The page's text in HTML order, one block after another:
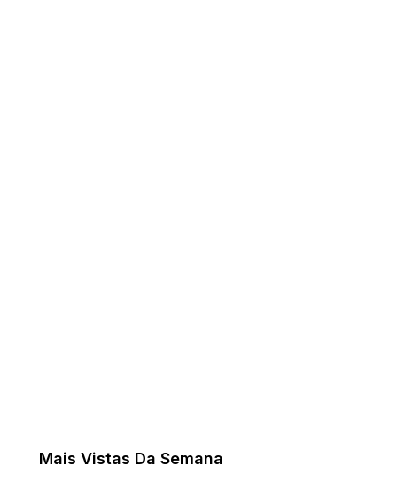
Mais Vistas Da Semana